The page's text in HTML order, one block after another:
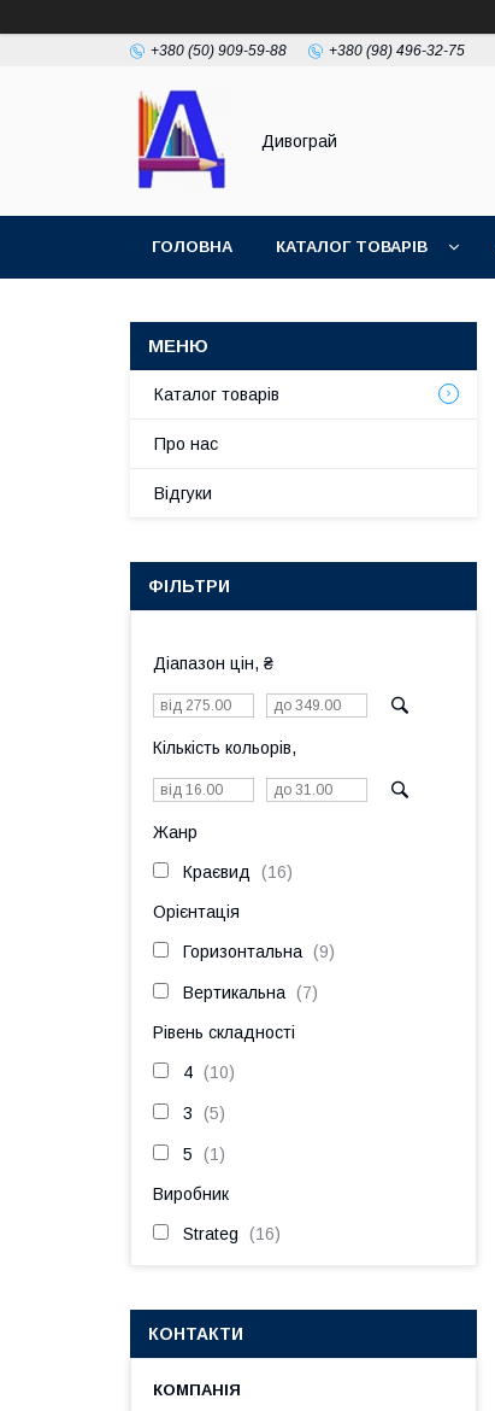
+380 (50) 909-59-88 +380 (98) 496-32-75
Дивограй
ГОЛОВНА КАТАЛОГ ТОВАРІВ
Каталог товарів
Про нас
Відгуки
ФІЛЬТРИ
Діапазон цін, ₴
Кількість кольорів,
Жанр
Краєвид 16
Орієнтація
Горизонтальна 9
Вертикальна 7
Рівень складності
4 10
3 5
5 1
Виробник
Strateg 16
КОНТАКТИ